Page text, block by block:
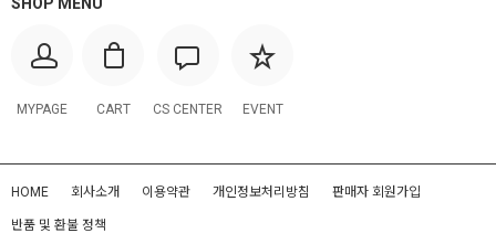
MYPAGE CART CS CENTER EVENT
HOME 회사소개 이용약관 개인정보처리방침 판매자 회원가입
반품 및 환불 정책